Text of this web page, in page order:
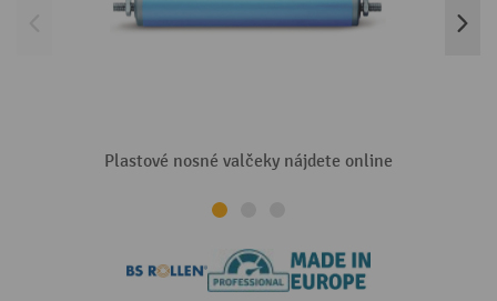
Plastové nosné valčeky nájdete online